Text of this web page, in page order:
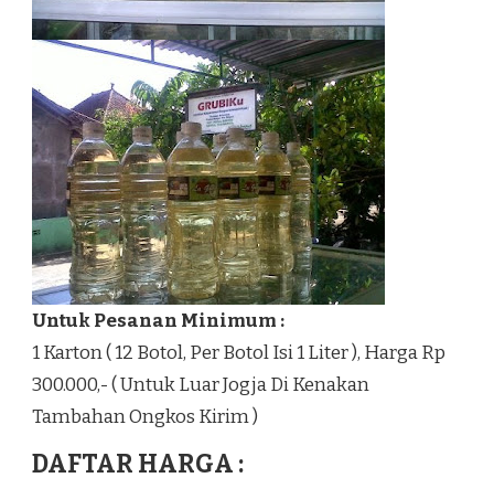
Untuk Pesanan Minimum :
1 Karton ( 12 Botol, Per Botol Isi 1 Liter ), Harga Rp
300.000,- ( Untuk Luar Jogja Di Kenakan
Tambahan Ongkos Kirim )
DAFTAR HARGA :